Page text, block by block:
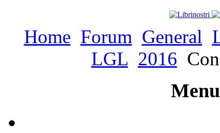
Home Forum General
LGL 2016